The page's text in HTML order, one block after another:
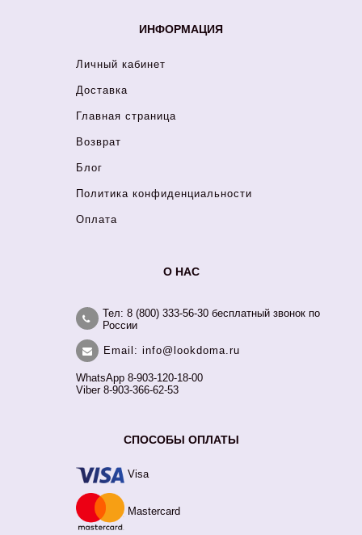
ИНФОРМАЦИЯ
Личный кабинет
Доставка
Главная страница
Возврат
Блог
Политика конфиденциальности
Оплата
О НАС
Тел: 8 (800) 333-56-30 бесплатный звонок по
России
Email: info@lookdoma.ru
WhatsApp 8-903-120-18-00
Viber 8-903-366-62-53
СПОСОБЫ ОПЛАТЫ
Visa
Mastercard